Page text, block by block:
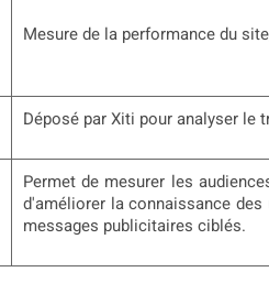
Mesure de la performance du
Déposé par Xiti pour analyser le
Permet de mesurer les
d'améliorer la connaissance
messages publicitaires ciblés.